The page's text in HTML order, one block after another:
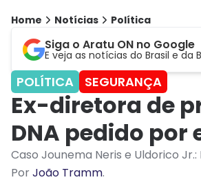
Home Notícias Política
Siga o Aratu ON no Google
E veja as notícias do Brasil e
POLÍTICA SEGURANÇA
Ex-diretora de
DNA pedido
Caso Jounema Neris e Uldorico
PorJoão Tramm.